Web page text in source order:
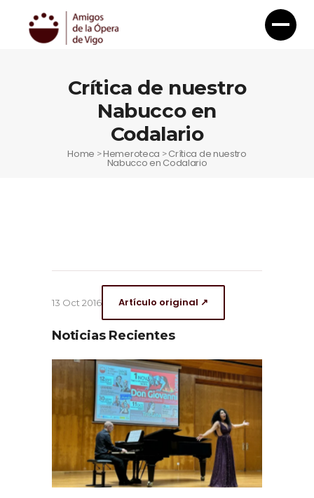
Crítica de nuestro
Nabucco en
Codalario
Home >Hemeroteca >Crítica de nuestro
Nabucco en Codalario
13 Oct 2016 Artículo original ↗
Noticias Recientes